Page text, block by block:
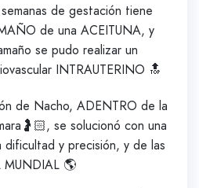
de gestación tiene
de una ACEITUNA, y
se pudo realizar un
INTRAUTERINO 🔝
de Nacho, ADENTRO de la
se solucionó con una
y precisión, y de las
MUNDIAL 🌎